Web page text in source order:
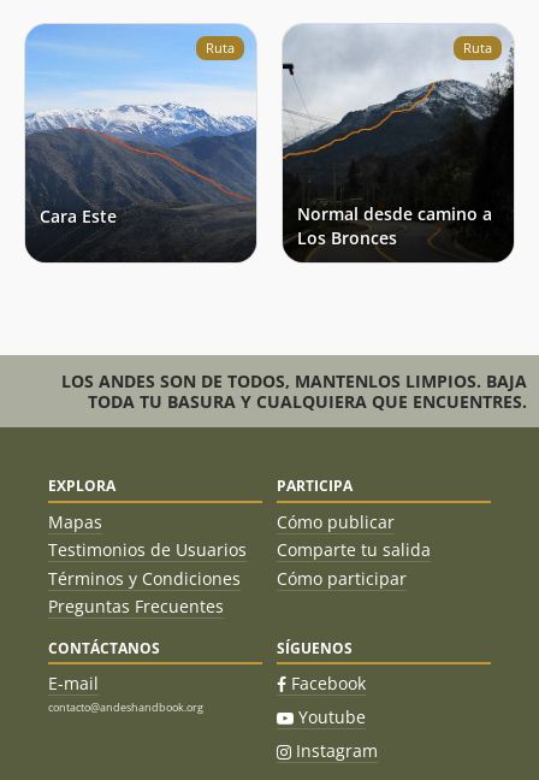
Ruta
Cara Este
Ruta
Normal desde camino a
Los Bronces
LOS ANDES SON DE TODOS, MANTENLOS LIMPIOS. BAJA
TODA TU BASURA Y CUALQUIERA QUE ENCUENTRES.
EXPLORA
Mapas
Testimonios de Usuarios
Términos y Condiciones
Preguntas Frecuentes
PARTICIPA
Cómo publicar
Comparte tu salida
Cómo participar
CONTÁCTANOS
E-mail
contacto@andeshandbook.org
SÍGUENOS
Facebook
Youtube
Instagram